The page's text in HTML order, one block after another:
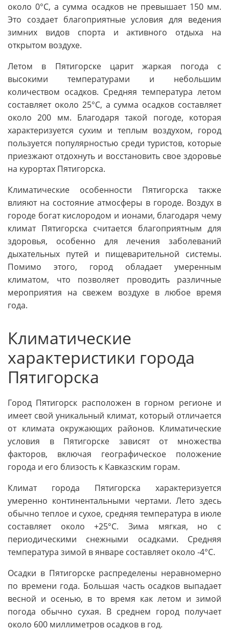
около 0°C, а сумма осадков не превышает 150 мм.
Это создает благоприятные условия для ведения
зимних видов спорта и активного отдыха на
открытом воздухе.
Летом в Пятигорске царит жаркая погода с
высокими температурами и небольшим
количеством осадков. Средняя температура летом
составляет около 25°C, а сумма осадков составляет
около 200 мм. Благодаря такой погоде, которая
характеризуется сухим и теплым воздухом, город
пользуется популярностью среди туристов, которые
приезжают отдохнуть и восстановить свое здоровье
на курортах Пятигорска.
Климатические особенности Пятигорска также
влияют на состояние атмосферы в городе. Воздух в
городе богат кислородом и ионами, благодаря чему
климат Пятигорска считается благоприятным для
здоровья, особенно для лечения заболеваний
дыхательных путей и пищеварительной системы.
Помимо этого, город обладает умеренным
климатом, что позволяет проводить различные
мероприятия на свежем воздухе в любое время
года.
Климатические
характеристики города
Пятигорска
Город Пятигорск расположен в горном регионе и
имеет свой уникальный климат, который отличается
от климата окружающих районов. Климатические
условия в Пятигорске зависят от множества
факторов, включая географическое положение
города и его близость к Кавказским горам.
Климат города Пятигорска характеризуется
умеренно континентальными чертами. Лето здесь
обычно теплое и сухое, средняя температура в июле
составляет около +25°C. Зима мягкая, но с
периодическими снежными осадками. Средняя
температура зимой в январе составляет около -4°C.
Осадки в Пятигорске распределены неравномерно
по времени года. Большая часть осадков выпадает
весной и осенью, в то время как летом и зимой
погода обычно сухая. В среднем город получает
около 600 миллиметров осадков в год.